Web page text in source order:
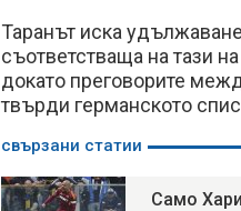
Таранът иска
съответстваща на тази
докато преговорите
твърди германското
свързани статии
Само